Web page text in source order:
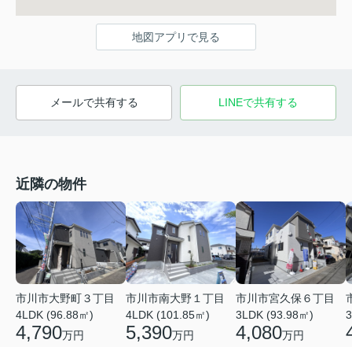
地図アプリで見る
メールで共有する LINEで共有する
近隣の物件
市川市大野町３丁目
4LDK (96.88㎡)
4,790万円
市川市南大野１丁目
4LDK (101.85㎡)
5,390万円
市川市宮久保６丁目
3LDK (93.98㎡)
4,080万円